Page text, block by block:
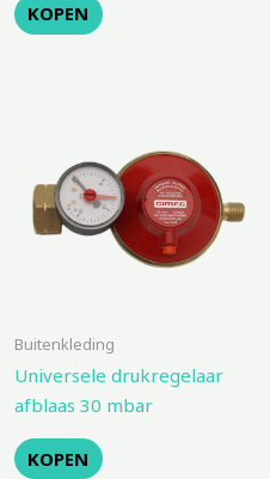
KOPEN
Buitenkleding
Universele drukregelaar
afblaas 30 mbar
KOPEN